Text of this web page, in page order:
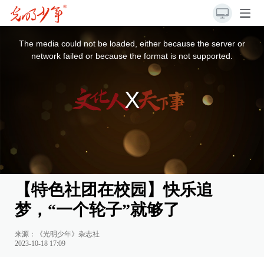
The media could not be loaded, either because the server or
network failed or because the format is not supported.
【特色社团在校园】快乐追
梦，“一个轮子”就够了
来源：《光明少年》杂志社
2023-10-18 17:09